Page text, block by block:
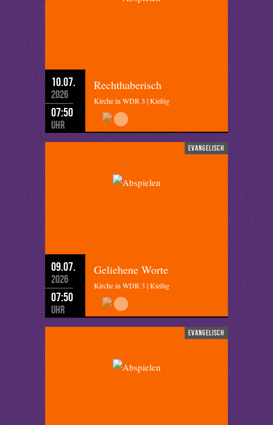
10.07.
2026
07:50
Uhr
Rechthaberisch
Kirche in WDR 3 | Kießig
evangelisch
09.07.
2026
07:50
Uhr
Geliehene Worte
Kirche in WDR 3 | Kießig
evangelisch